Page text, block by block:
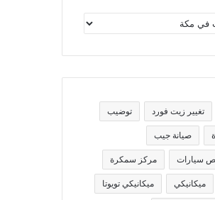
تغيير زيت فورد توضيب
صيانة جيب
سيارات مركز سمكرة
ميكانيكي ميكانيكي تويوتا